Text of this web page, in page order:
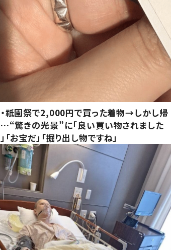
祇園祭で2,000円で買った着物→しかし帰
驚きの光景”に「良い買い物されました
「お宝だ」「掘り出し物ですね」